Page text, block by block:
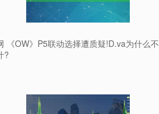
《OW》P5联动选择遭质疑!D.va为什么不
?